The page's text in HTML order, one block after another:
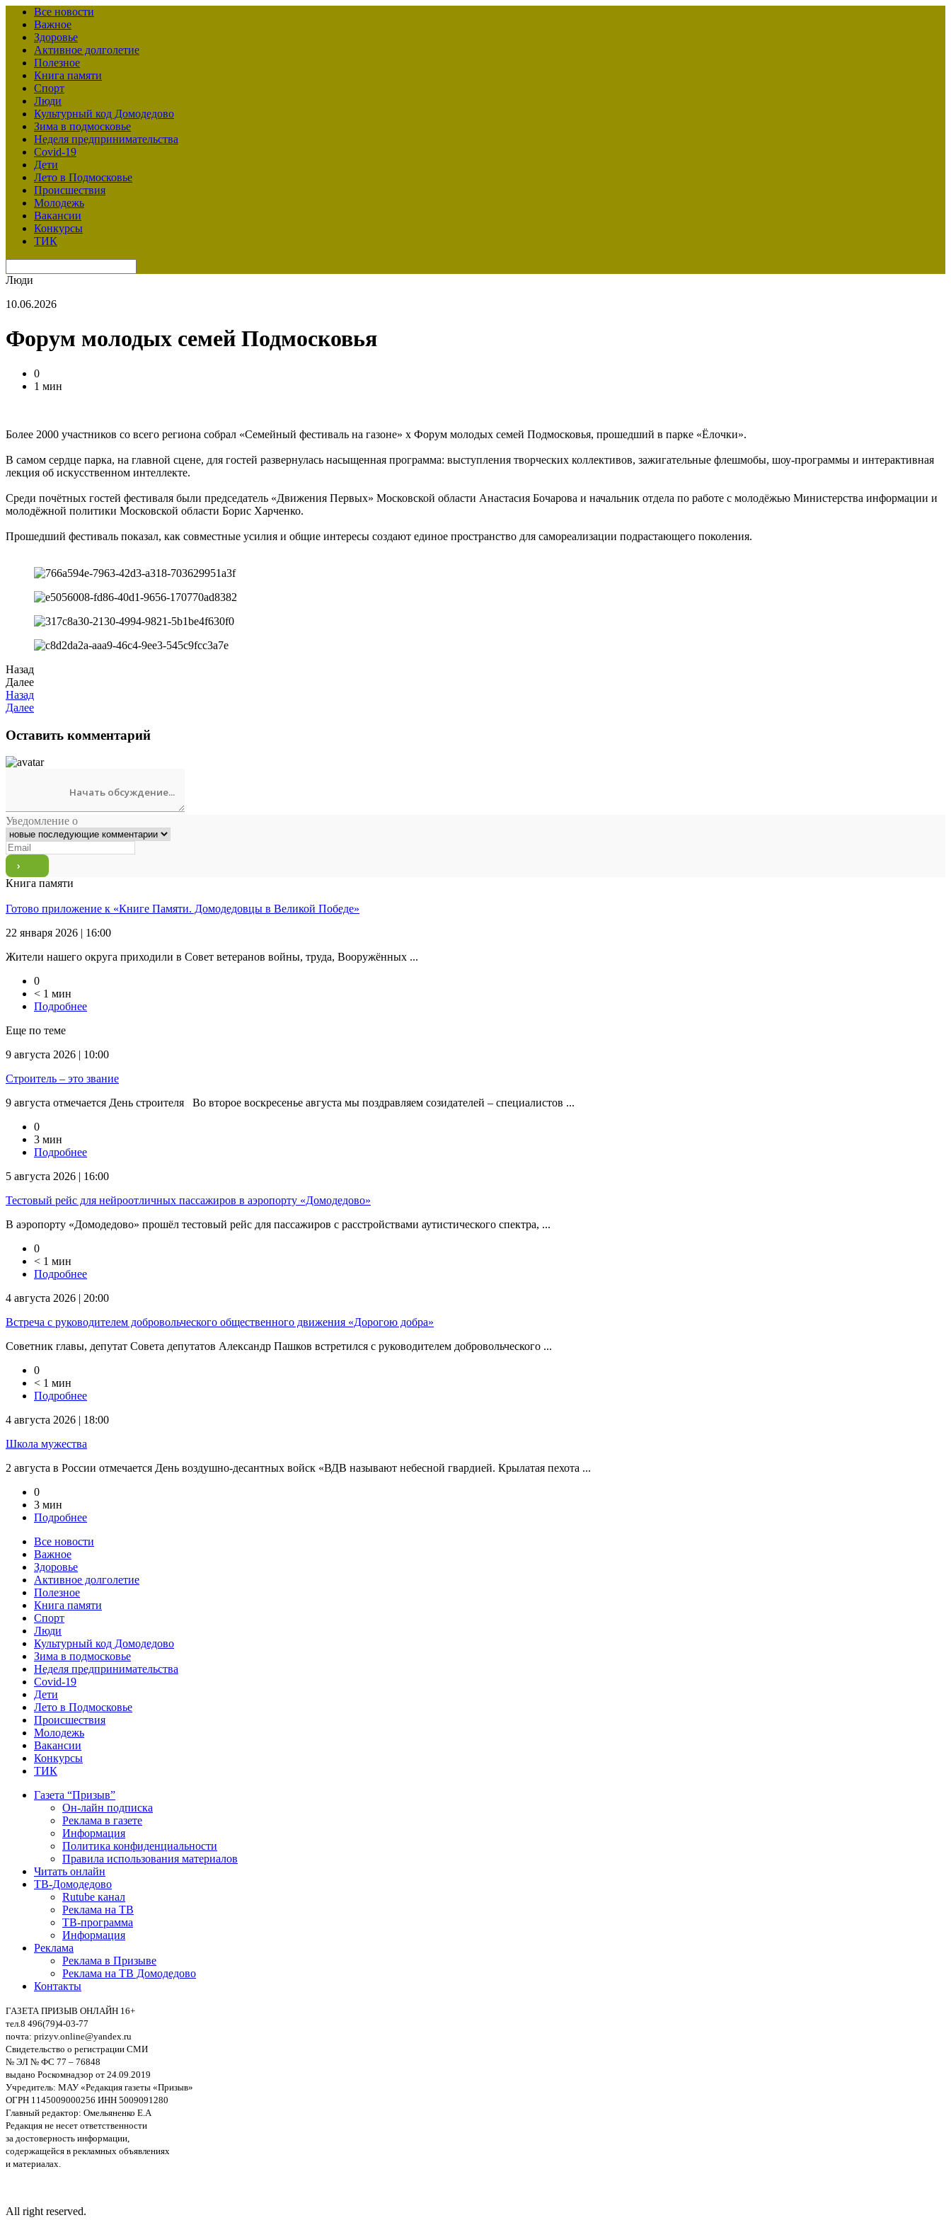
Все новости
Важное
Здоровье
Активное долголетие
Полезное
Книга памяти
Спорт
Люди
Культурный код Домодедово
Зима в подмосковье
Неделя предпринимательства
Covid-19
Дети
Лето в Подмосковье
Происшествия
Молодежь
Вакансии
Конкурсы
ТИК
Люди
10.06.2026
Форум молодых семей Подмосковья
0
1 мин
Более 2000 участников со всего региона собрал «Семейный фестиваль на газоне» х Форум молодых семей Подмосковья, прошедший в парке «Ёлочки».
В самом сердце парка, на главной сцене, для гостей развернулась насыщенная программа: выступления творческих коллективов, зажигательные флешмобы, шоу-программы и интерактивная
лекция об искусственном интеллекте.
Среди почётных гостей фестиваля были председатель «Движения Первых» Московской области Анастасия Бочарова и начальник отдела по работе с молодёжью Министерства информации и
молодёжной политики Московской области Борис Харченко.
Прошедший фестиваль показал, как совместные усилия и общие интересы создают единое пространство для самореализации подрастающего поколения.
Назад
Далее
Назад
Далее
Оставить комментарий
Уведомление о
Книга памяти
Готово приложение к «Книге Памяти. Домодедовцы в Великой Победе»
22 января 2026 | 16:00
Жители нашего округа приходили в Совет ветеранов войны, труда, Вооружённых ...
0
< 1 мин
Подробнее
Еще по теме
9 августа 2026 | 10:00
Строитель – это звание
9 августа отмечается День строителя Во второе воскресенье августа мы поздравляем созидателей – специалистов ...
0
3 мин
Подробнее
5 августа 2026 | 16:00
Тестовый рейс для нейроотличных пассажиров в аэропорту «Домодедово»
В аэропорту «Домодедово» прошёл тестовый рейс для пассажиров с расстройствами аутистического спектра, ...
0
< 1 мин
Подробнее
4 августа 2026 | 20:00
Встреча с руководителем добровольческого общественного движения «Дорогою добра»
Советник главы, депутат Совета депутатов Александр Пашков встретился с руководителем добровольческого ...
0
< 1 мин
Подробнее
4 августа 2026 | 18:00
Школа мужества
2 августа в России отмечается День воздушно-десантных войск «ВДВ называют небесной гвардией. Крылатая пехота ...
0
3 мин
Подробнее
Все новости
Важное
Здоровье
Активное долголетие
Полезное
Книга памяти
Спорт
Люди
Культурный код Домодедово
Зима в подмосковье
Неделя предпринимательства
Covid-19
Дети
Лето в Подмосковье
Происшествия
Молодежь
Вакансии
Конкурсы
ТИК
Газета “Призыв”
Он-лайн подписка
Реклама в газете
Информация
Политика конфиденциальности
Правила использования материалов
Читать онлайн
ТВ-Домодедово
Rutube канал
Реклама на ТВ
ТВ-программа
Информация
Реклама
Реклама в Призыве
Реклама на ТВ Домодедово
Контакты
ГАЗЕТА ПРИЗЫВ ОНЛАЙН 16+
тел.8 496(79)4-03-77
почта: prizyv.online@yandex.ru
Свидетельство о регистрации СМИ
№ ЭЛ № ФС 77 – 76848
выдано Роскомнадзор от 24.09.2019
Учредитель: МАУ «Редакция газеты «Призыв»
ОГРН 1145009000256 ИНН 5009091280
Главный редактор: Омельяненко Е.А
Редакция не несет ответственности
за достоверность информации,
содержащейся в рекламных объявлениях
и материалах.
All right reserved.